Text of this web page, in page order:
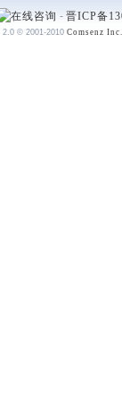
- 晋ICP备
2.0 © 2001-2010 Comsenz Inc.